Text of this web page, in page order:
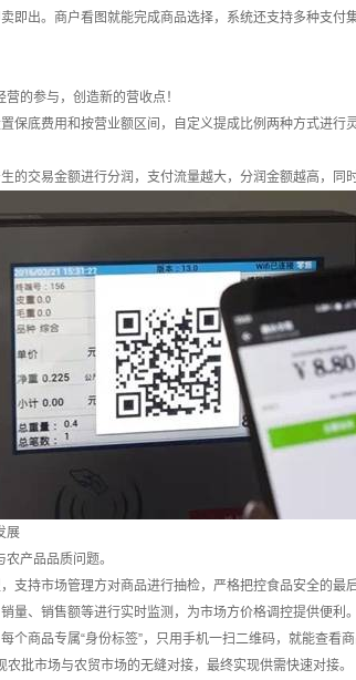
出。商户看图就能完成商品选择，系统还支持多种支付
的参与，创造新的营收点！
底费用和按营业额区间，自定义提成比例两种方式进行
交易金额进行分润，支付流量越大，分润金额越高，同
展
产品品质问题。
持市场管理方对商品进行抽检，严格把控食品安全的最后
、销售额等进行实时监测，为市场方价格调控提供便利
商品专属“身份标签”，只用手机一扫二维码，就能查看商
市场与农贸市场的无缝对接，最终实现供需快速对接。